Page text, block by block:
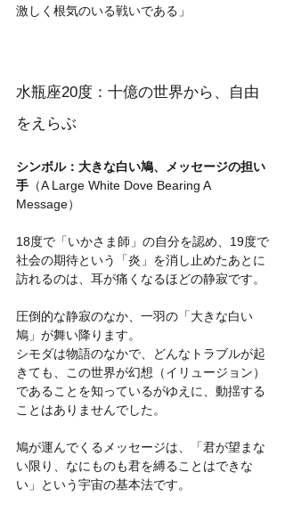
激しく根気のいる戦いである」
水瓶座20度：十億の世界から、自由
をえらぶ
シンボル：大きな白い鳩、メッセージの担い
手 （A Large White Dove Bearing A
Message）
18度で「いかさま師」の自分を認め、19度で
社会の期待という「炎」を消し止めたあとに
訪れるのは、耳が痛くなるほどの静寂です。
圧倒的な静寂のなか、一羽の「大きな白い
鳩」が舞い降ります。
シモダは物語のなかで、どんなトラブルが起
きても、この世界が幻想（イリュージョン）
であることを知っているがゆえに、動揺する
ことはありませんでした。
鳩が運んでくるメッセージは、「君が望まな
い限り、なにものも君を縛ることはできな
い」という宇宙の基本法です。